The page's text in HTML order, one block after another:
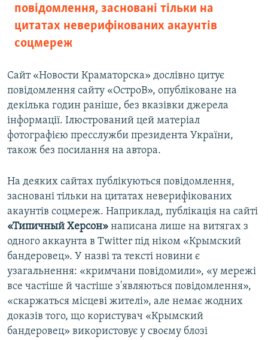
повідомлення, засновані тільки на
цитатах неверифікованих акаунтів
соцмереж
Сайт «Новости Краматорска» дослівно цитує
повідомлення сайту «ОстроВ», опубліковане на
декілька годин раніше, без вказівки джерела
інформації. Ілюстрований цей матеріал
фотографією пресслужби президента України,
також без посилання на автора.
На деяких сайтах публікуються повідомлення,
засновані тільки на цитатах неверифікованих
акаунтів соцмереж. Наприклад, публікація на сайті
«Типичный Херсон» написана лише на витягах з
одного аккаунта в Twitter під ніком «Крымский
бандеровец». У назві та тексті новини є
узагальнення: «кримчани повідомили», «у мережі
все частіше й частіше з'являються повідомлення»,
«скаржаться місцеві жителі», але немає жодних
доказів того, що користувач «Крымский
бандеровец» використовує у своєму блозі